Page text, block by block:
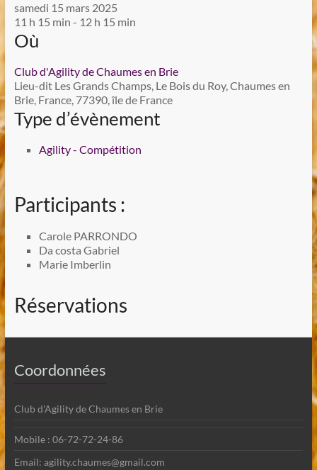
samedi 15 mars 2025
11 h 15 min - 12 h 15 min
Où
Club d'Agility de Chaumes en Brie
Lieu-dit Les Grands Champs, Le Bois du Roy, Chaumes en
Brie, France, 77390, île de France
Type d’évènement
Agility - Compétition
Participants :
Carole PARRONDO
Da costa Gabriel
Marie Imberlin
Réservations
Coordonnées
Club d'Agility de Chaumes en Brie
Mobile : 06-72-72-24-86
Email: agility.chaumes@gmail.com